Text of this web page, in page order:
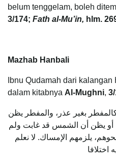
belum tenggelam, boleh
3/174; Fath al-Mu’in, hlm.
Mazhab Hanbali
Ibnu Qudamah dari
dalam kitabnya Al-Mughni,
بغير عذر، والمفطر يظن
أو يظن أن الشمس قد غابت ولم
يلزمهم الإمساك. لا نعلم
اختلافا